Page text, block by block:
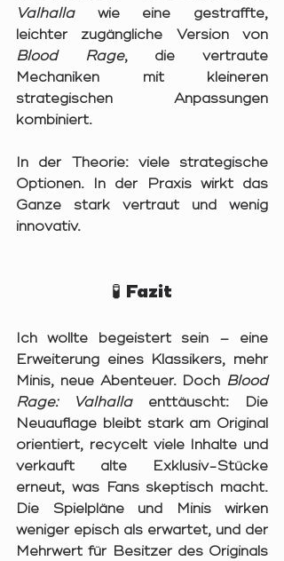
Valhalla wie eine gestraffte,
Blood Rage, die vertraute
Mechaniken mit kleineren
strategischen Anpassungen
kombiniert.
In der Theorie: viele strategische
Optionen. In der Praxis wirkt das
Ganze stark vertraut und wenig
innovativ.
🧪 Fazit
Ich wollte begeistert sein – eine
Erweiterung eines Klassikers, mehr
Minis, neue Abenteuer. Doch Blood
Rage: Valhalla enttäuscht: Die
Neuauflage bleibt stark am Original
orientiert, recycelt viele Inhalte und
verkauft alte Exklusiv-Stücke
erneut, was Fans skeptisch macht.
Die Spielpläne und Minis wirken
weniger episch als erwartet, und der
Mehrwert für Besitzer des Originals